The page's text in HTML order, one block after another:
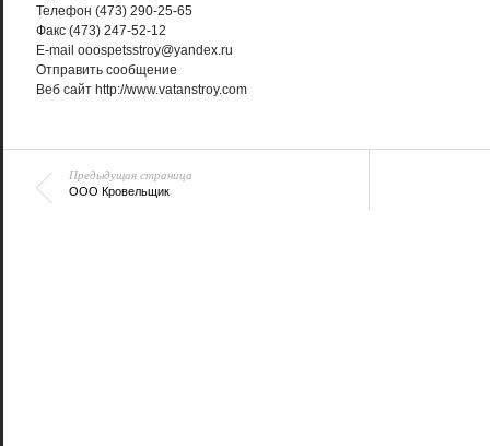
Телефон (473) 290-25-65
Факс(473) 247-52-12
E-mail ooospetsstroy@yandex.ru
Отправить сообщение
Веб сайтhttp://www.vatanstroy.com
Предыдущая страница
ООО Кровельщик